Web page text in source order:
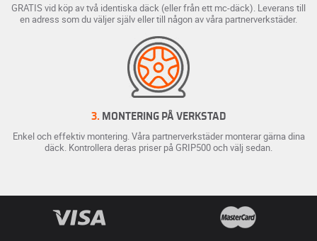
GRATIS vid köp av två identiska däck (eller från ett mc-däck). Leverans till
en adress som du väljer själv eller till någon av våra partnerverkstäder.
3. MONTERING PÅ VERKSTAD
Enkel och effektiv montering. Våra partnerverkstäder monterar gärna dina
däck. Kontrollera deras priser på GRIP500 och välj sedan.